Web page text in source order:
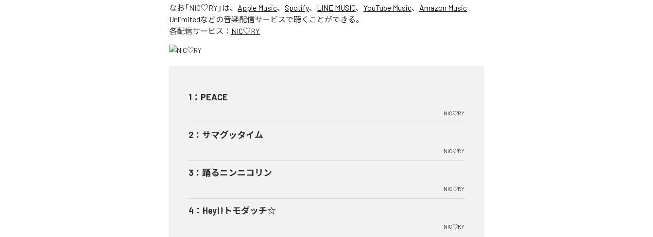
なお「NIC♡RY 」は、 Apple Music、 Spotify、 LINE MUSIC、 YouTube Music、 Amazon Music
Unlimitedなどの音楽配信サービスで聴くことができる。
各配信サービス： NIC♡RY
1 ： PEACE
NIC♡RY
2 ： サマグッタイム
NIC♡RY
3 ： 踊るニンニコリン
NIC♡RY
4 ： Hey!!トモダッチ☆
NIC♡RY